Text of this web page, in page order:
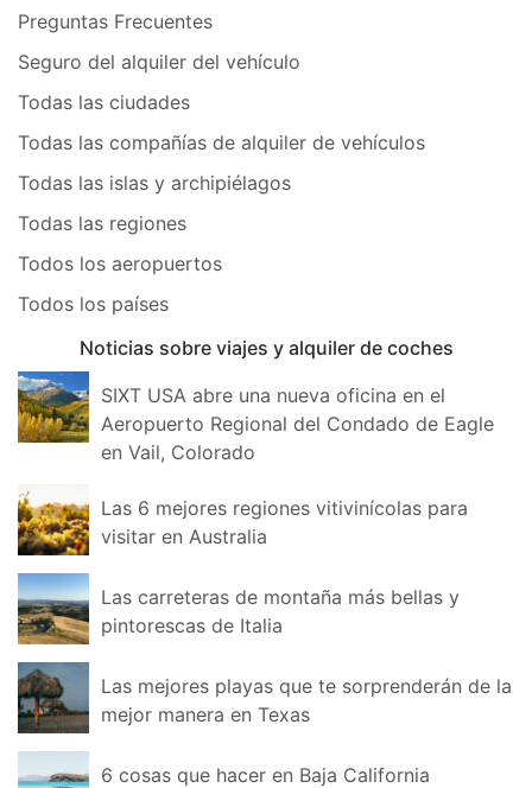
Preguntas Frecuentes
Seguro del alquiler del vehículo
Todas las ciudades
Todas las compañías de alquiler de vehículos
Todas las islas y archipiélagos
Todas las regiones
Todos los aeropuertos
Todos los países
Noticias sobre viajes y alquiler de coches
SIXT USA abre una nueva oficina en el
Aeropuerto Regional del Condado de Eagle
en Vail, Colorado
Las 6 mejores regiones vitivinícolas para
visitar en Australia
Las carreteras de montaña más bellas y
pintorescas de Italia
Las mejores playas que te sorprenderán de la
mejor manera en Texas
6 cosas que hacer en Baja California